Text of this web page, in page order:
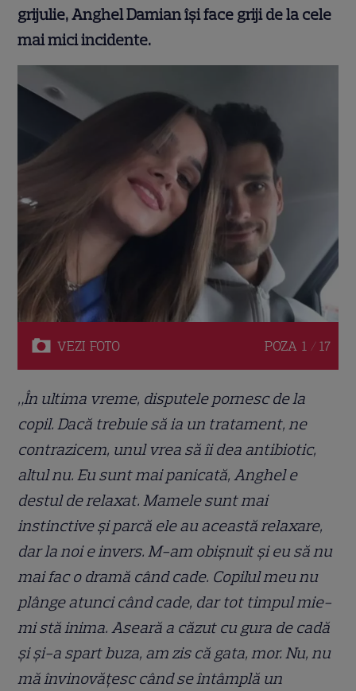
grijulie, Anghel Damian își face griji de la cele
mai mici incidente.
VEZI FOTO POZA 1 / 17
„În ultima vreme, disputele pornesc de la
copil. Dacă trebuie să ia un tratament, ne
contrazicem, unul vrea să îi dea antibiotic,
altul nu. Eu sunt mai panicată, Anghel e
destul de relaxat. Mamele sunt mai
instinctive și parcă ele au această relaxare,
dar la noi e invers. M-am obișnuit și eu să nu
mai fac o dramă când cade. Copilul meu nu
plânge atunci când cade, dar tot timpul mie-
mi stă inima. Aseară a căzut cu gura de cadă
și și-a spart buza, am zis că gata, mor. Nu, nu
mă învinovățesc când se întâmplă un